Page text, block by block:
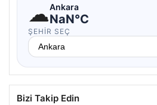
☁Ankara
NaN°C
ŞEHIR SEÇ
Bizi Takip Edin